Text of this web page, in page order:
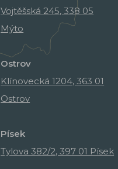
Vojtěšská 245, 338 05
Mýto
Ostrov
Klínovecká 1204, 363 01
Ostrov
Písek
Tylova 382/2, 397 01 Písek